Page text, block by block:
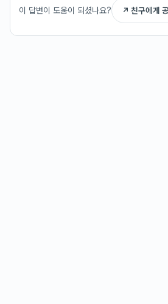
이 답변이 도움이 되셨나요? ↗ 친구에게